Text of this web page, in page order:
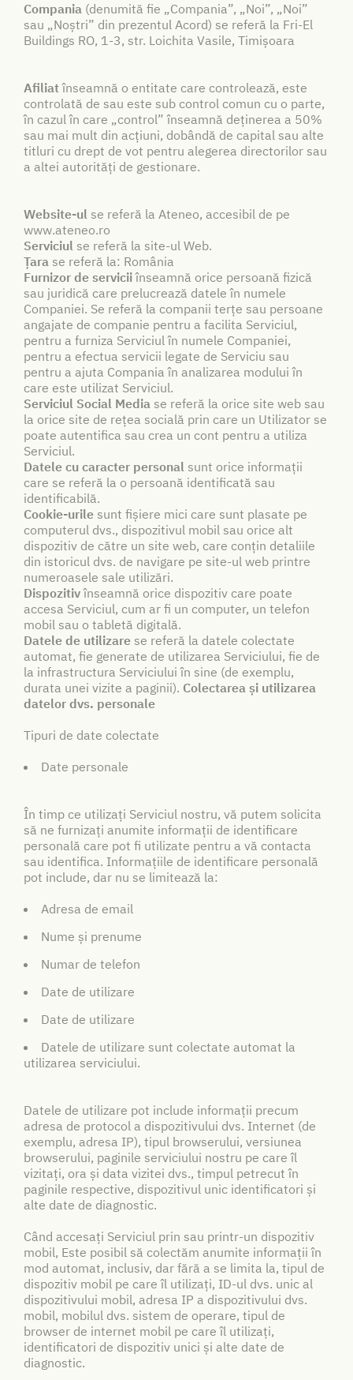
Compania (denumită fie „Compania”, „Noi”, „Noi”
sau „Noștri” din prezentul Acord) se referă la Fri-El
Buildings RO, 1-3, str. Loichita Vasile, Timișoara
Afiliatînseamnă o entitate care controlează, este
controlată de sau este sub control comun cu o parte,
în cazul în care „control” înseamnă deținerea a 50%
sau mai mult din acțiuni, dobândă de capital sau alte
titluri cu drept de vot pentru alegerea directorilor sau
a altei autorități de gestionare.
Website-ul se referă la Ateneo, accesibil de pe
www.ateneo.ro
Serviciul se referă la site-ul Web.
Țara se referă la: România
Furnizor de serviciiînseamnă orice persoană fizică
sau juridică care prelucrează datele în numele
Companiei. Se referă la companii terțe sau persoane
angajate de companie pentru a facilita Serviciul,
pentru a furniza Serviciul în numele Companiei,
pentru a efectua servicii legate de Serviciu sau
pentru a ajuta Compania în analizarea modului în
care este utilizat Serviciul.
Serviciul Social Media se referă la orice site web sau
la orice site de rețea socială prin care un Utilizator se
poate autentifica sau crea un cont pentru a utiliza
Serviciul.
Datele cu caracter personal sunt orice informații
care se referă la o persoană identificată sau
identificabilă.
Cookie-urile sunt fișiere mici care sunt plasate pe
computerul dvs., dispozitivul mobil sau orice alt
dispozitiv de către un site web, care conțin detaliile
din istoricul dvs. de navigare pe site-ul web printre
numeroasele sale utilizări.
Dispozitivînseamnă orice dispozitiv care poate
accesa Serviciul, cum ar fi un computer, un telefon
mobil sau o tabletă digitală.
Datele de utilizare se referă la datele colectate
automat, fie generate de utilizarea Serviciului, fie de
la infrastructura Serviciului în sine (de exemplu,
durata unei vizite a paginii). Colectarea și utilizarea
datelor dvs. personale
Tipuri de date colectate
Date personale
În timp ce utilizați Serviciul nostru, vă putem solicita
să ne furnizați anumite informații de identificare
personală care pot fi utilizate pentru a vă contacta
sau identifica. Informațiile de identificare personală
pot include, dar nu se limitează la:
Adresa de email
Nume și prenume
Numar de telefon
Date de utilizare
Date de utilizare
Datele de utilizare sunt colectate automat la
utilizarea serviciului.
Datele de utilizare pot include informații precum
adresa de protocol a dispozitivului dvs. Internet (de
exemplu, adresa IP), tipul browserului, versiunea
browserului, paginile serviciului nostru pe care îl
vizitați, ora și data vizitei dvs., timpul petrecut în
paginile respective, dispozitivul unic identificatori și
alte date de diagnostic.
Când accesați Serviciul prin sau printr-un dispozitiv
mobil, Este posibil să colectăm anumite informații în
mod automat, inclusiv, dar fără a se limita la, tipul de
dispozitiv mobil pe care îl utilizați, ID-ul dvs. unic al
dispozitivului mobil, adresa IP a dispozitivului dvs.
mobil, mobilul dvs. sistem de operare, tipul de
browser de internet mobil pe care îl utilizați,
identificatori de dispozitiv unici și alte date de
diagnostic.